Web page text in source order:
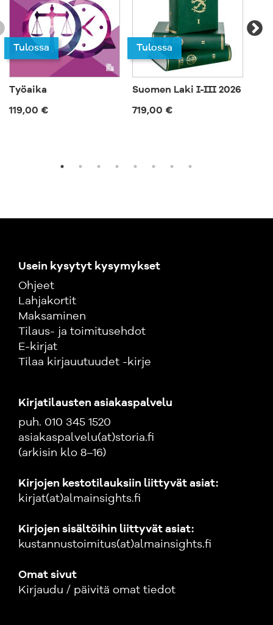
Tulossa
Työaika
119,00 €
Tulossa
Suomen Laki I-III 2026
719,00 €
Usein kysytyt kysymykset
Ohjeet
Lahjakortit
Maksaminen
Tilaus- ja toimitusehdot
E-kirjat
Tilaa kirjauutuudet -kirje
Kirjatilausten asiakaspalvelu
puh. 010 345 1520
asiakaspalvelu(at)storia.fi
(arkisin klo 8–16)
Kirjojen kestotilauksiin liittyvät asiat:
kirjat(at)almainsights.fi
Kirjojen sisältöihin liittyvät asiat:
kustannustoimitus(at)almainsights.fi
Omat sivut
Kirjaudu / päivitä omat tiedot